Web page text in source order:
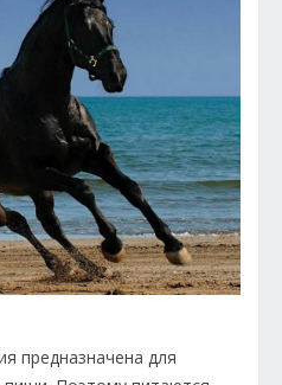
предназначена для